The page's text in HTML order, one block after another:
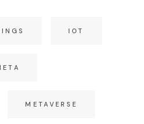
IOT
METAVERSE